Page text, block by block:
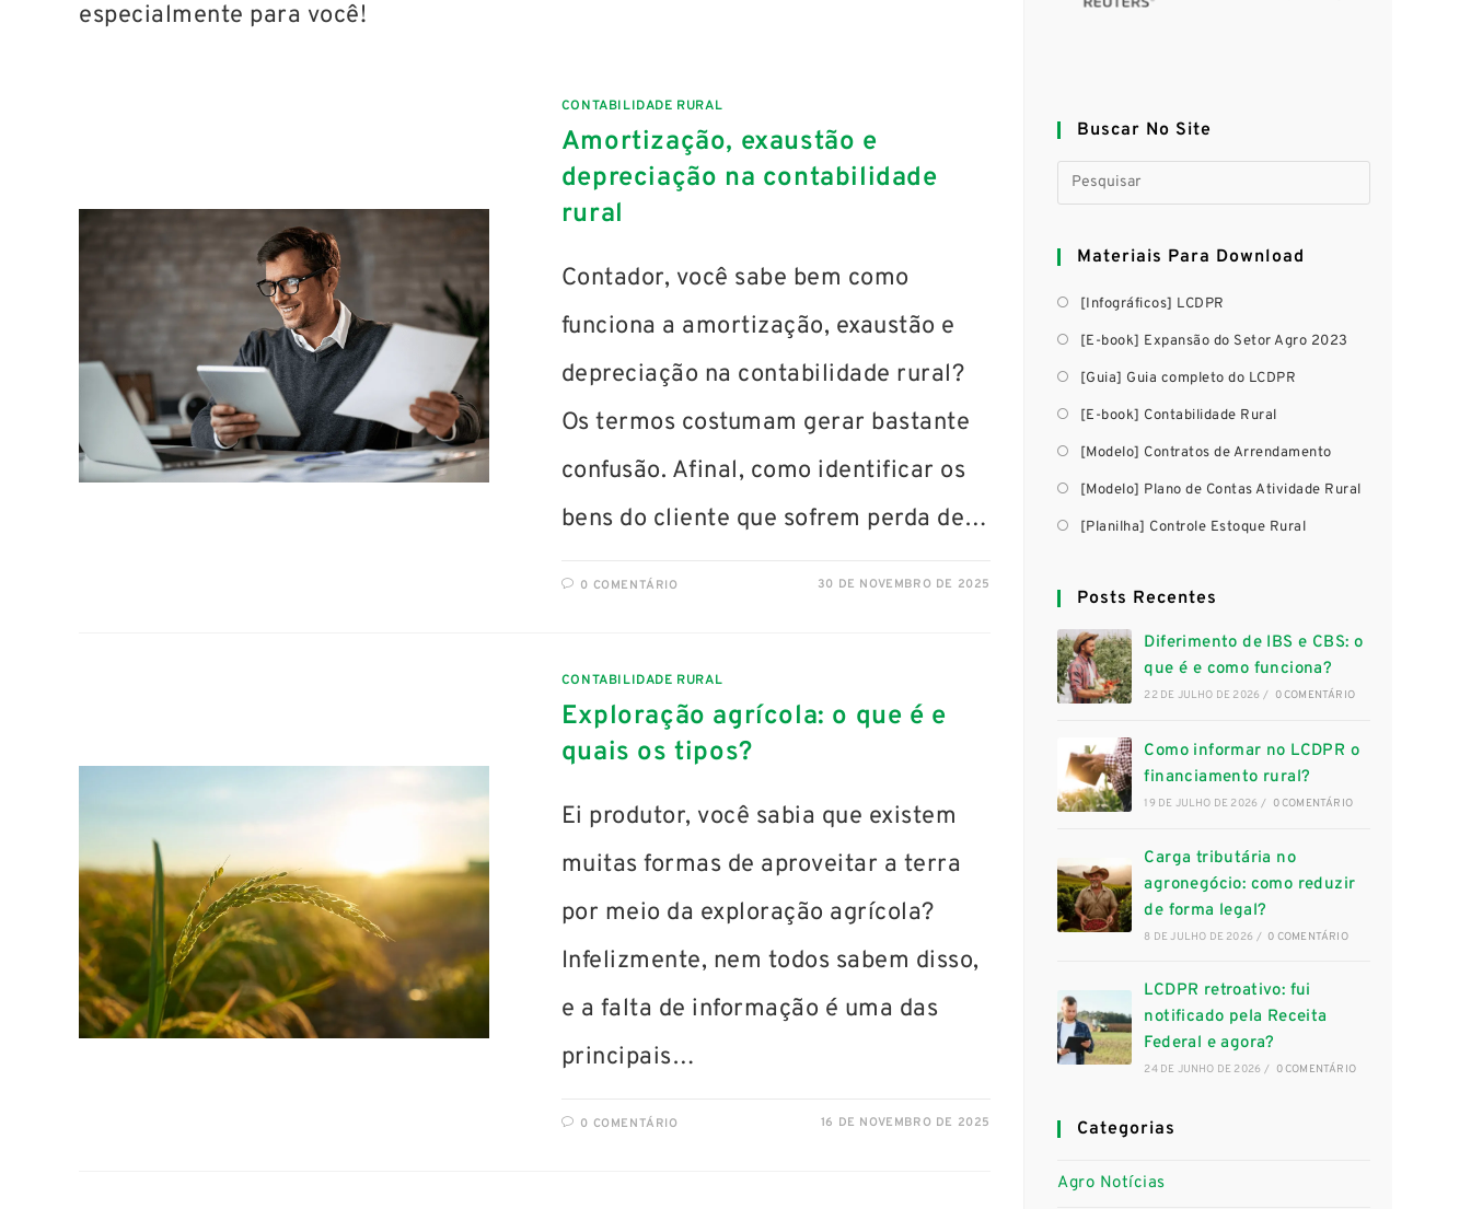
especialmente para você!
CONTABILIDADE RURAL
Amortização, exaustão e
depreciação na contabilidade
rural
Contador, você sabe bem como
funciona a amortização, exaustão e
depreciação na contabilidade rural?
Os termos costumam gerar bastante
confusão. Afinal, como identificar os
bens do cliente que sofrem perda de…
0 COMENTÁRIO 30 DE NOVEMBRO DE 2025
CONTABILIDADE RURAL
Exploração agrícola: o que é e
quais os tipos?
Ei produtor, você sabia que existem
muitas formas de aproveitar a terra
por meio da exploração agrícola?
Infelizmente, nem todos sabem disso,
e a falta de informação é uma das
principais…
0 COMENTÁRIO 16 DE NOVEMBRO DE 2025
Buscar No Site
Materiais Para Download
[Infográficos] LCDPR
[E-book] Expansão do Setor Agro 2023
[Guia] Guia completo do LCDPR
[E-book] Contabilidade Rural
[Modelo] Contratos de Arrendamento
[Modelo] Plano de Contas Atividade Rural
[Planilha] Controle Estoque Rural
Posts Recentes
Diferimento de IBS e CBS: o
que é e como funciona?
22 DE JULHO DE 2026 / 0 COMENTÁRIO
Como informar no LCDPR o
financiamento rural?
19 DE JULHO DE 2026 / 0 COMENTÁRIO
Carga tributária no
agronegócio: como reduzir
de forma legal?
8 DE JULHO DE 2026 / 0 COMENTÁRIO
LCDPR retroativo: fui
notificado pela Receita
Federal e agora?
24 DE JUNHO DE 2026 / 0 COMENTÁRIO
Categorias
Agro Notícias